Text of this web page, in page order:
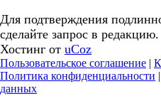
Для подтверждения
сделайте запрос в редакцию.
Хостинг от uCoz
Пользовательское соглашение |
Политика конфиденциальности |
данных